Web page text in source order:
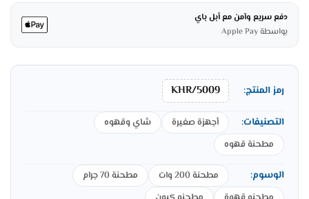
دفع سريع وآمن مع أبل باي
بواسطة Apple Pay
رمز المنتج: KHR/5009
التصنيفات: أجهزة صغيرة
شاي وقهوه
مطحنة قهوه
الوسوم: مطحنة 200 وات
مطحنة 70 جرام